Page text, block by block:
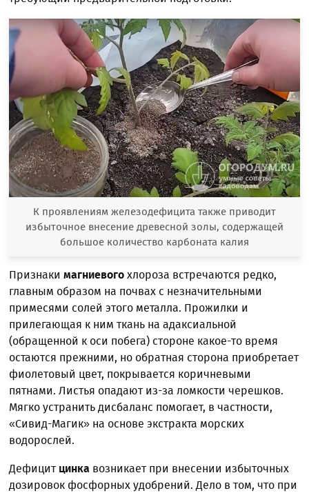
К проявлениям железодефицита также приводит
избыточное внесение древесной золы, содержащей
большое количество карбоната калия
Признакимагниевого хлороза встречаются редко,
главным образом на почвах с незначительными
примесями солей этого металла. Прожилки и
прилегающая к ним ткань на адаксиальной
(обращенной к оси побега) стороне какое-то время
остаются прежними, но обратная сторона приобретает
фиолетовый цвет, покрывается коричневыми
пятнами. Листья опадают из-за ломкости черешков.
Мягко устранить дисбаланс помогает, в частности,
«Сивид-Магик» на основе экстракта морских
водорослей.
Дефицит цинка возникает при внесении избыточных
дозировок фосфорных удобрений. Дело в том, что при